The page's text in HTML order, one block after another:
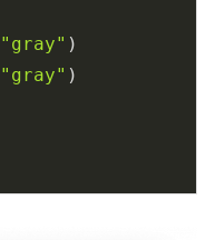
"gray" )
"gray" )